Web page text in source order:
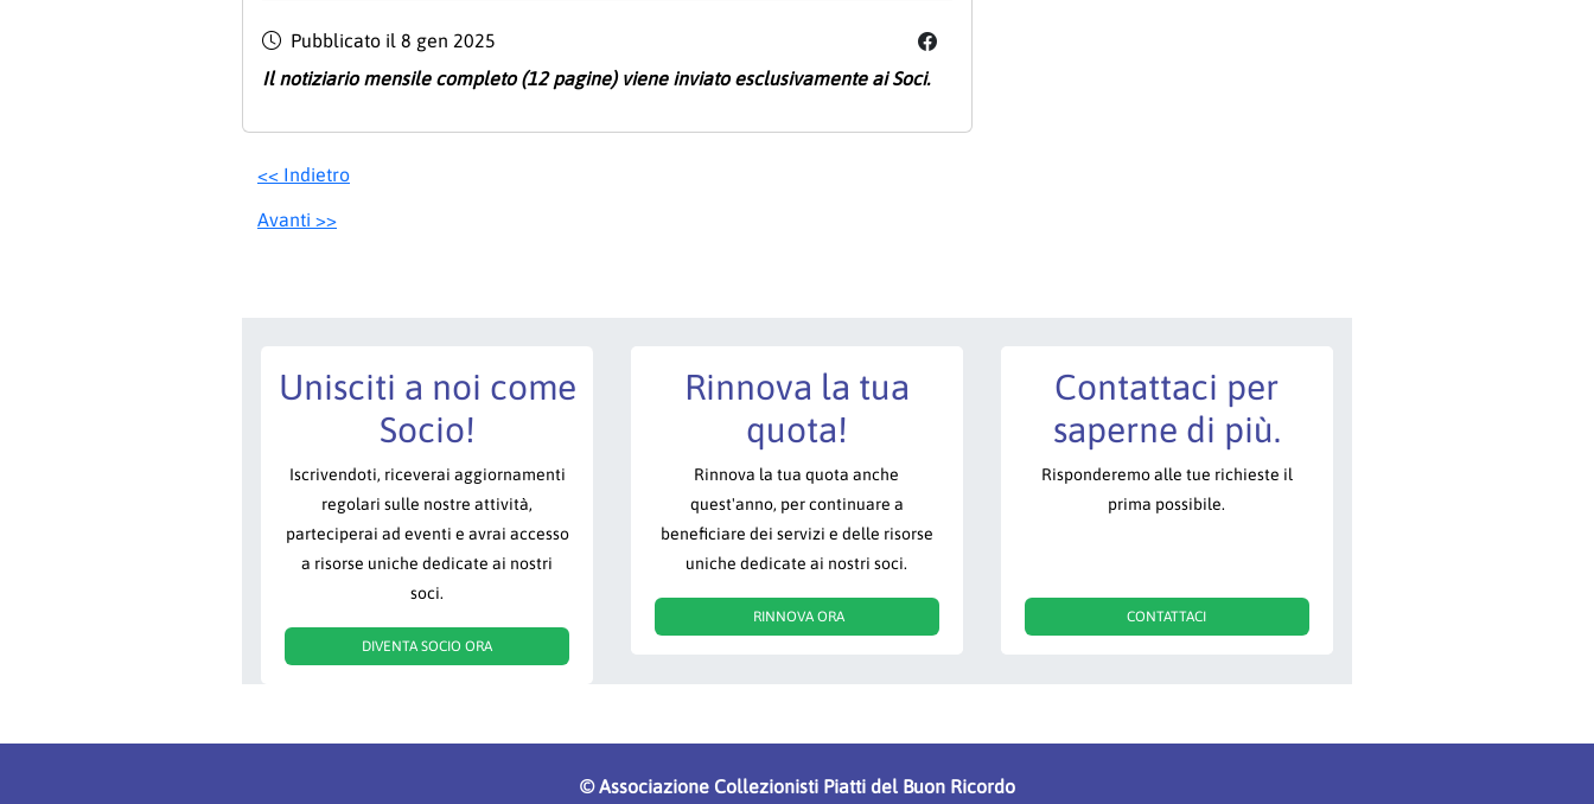
Pubblicato il 8 gen 2025
Il notiziario mensile completo (12 pagine) viene inviato esclusivamente ai Soci.
<< Indietro
Avanti >>
Unisciti a noi come
Socio!
Iscrivendoti, riceverai aggiornamenti
regolari sulle nostre attività,
parteciperai ad eventi e avrai accesso
a risorse uniche dedicate ai nostri
soci.
DIVENTA SOCIO ORA
Rinnova la tua
quota!
Rinnova la tua quota anche
quest'anno, per continuare a
beneficiare dei servizi e delle risorse
uniche dedicate ai nostri soci.
RINNOVA ORA
Contattaci per
saperne di più.
Risponderemo alle tue richieste il
prima possibile.
CONTATTACI
©Associazione Collezionisti Piatti del Buon Ricordo